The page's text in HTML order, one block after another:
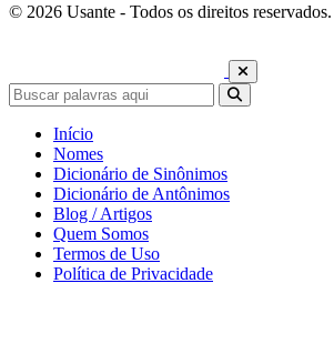
© 2026 Usante - Todos os direitos reservados.
Início
Nomes
Dicionário de Sinônimos
Dicionário de Antônimos
Blog / Artigos
Quem Somos
Termos de Uso
Política de Privacidade